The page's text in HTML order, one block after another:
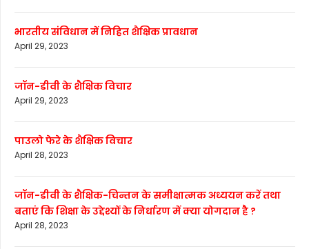
भारतीय संविधान में निहित शैक्षिक प्रावधान
April 29, 2023
जॉन-डीवी के शैक्षिक विचार
April 29, 2023
पाउलो फेरे के शैक्षिक विचार
April 28, 2023
जॉन-डीवी के शैक्षिक-चिन्तन के समीक्षात्मक अध्ययन करें तथा
बताएं कि शिक्षा के उद्देश्यों के निर्धारण में क्या योगदान है ?
April 28, 2023